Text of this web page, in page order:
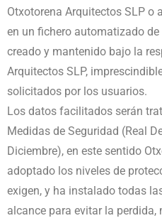
Otxotorena Arquitectos SLP o
en un fichero automatizado de
creado y mantenido bajo la
Arquitectos SLP,
solicitados por los usuarios.
Los datos facilitados serán
Medidas de Seguridad (Real
Diciembre), en este sentido
adoptado los niveles de
exigen, y ha instalado todas
alcance para evitar la